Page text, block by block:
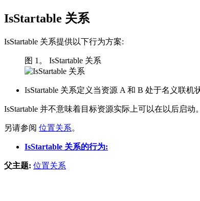
IsStartable 关系
IsStartable 关系提供以下行为方案:
图 1。 IsStartable 关系
IsStartable 关系定义当资源 A 和 B 处于名义联
IsStartable 并不意味着目标资源实际上可以在以后启
另请参阅 位置关系。
IsStartable 关系的行为:
父主题: 位置关系